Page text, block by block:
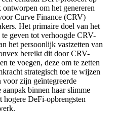
om het genereren
Curve Finance (CRV)
Het primaire doel van het
geven tot verhoogde CRV-
het persoonlijk vastzetten van
bereikt dit door CRV-
te voegen, deze om te zetten
strategisch toe te wijzen
zijn geïntegreerde
binnen haar slimme
hogere DeFi-opbrengsten